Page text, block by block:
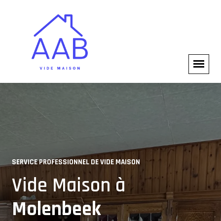
SERVICE PROFESSIONNEL DE VIDE MAISON
Vide Maison à
Molenbeek
VIDE MAISON COMPLET
Experts en Vide Maison à
Molenbeek